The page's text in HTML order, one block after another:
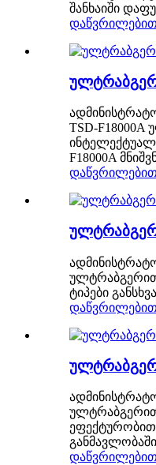
შანხაიში
დაწვრილებით
TSD-F18000A
F18000A
დაწვრილებით
ტიპები
დაწვრილებით
დაწვრილებით